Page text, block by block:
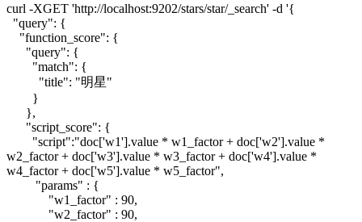
curl -XGET 'http://localhost:9202/stars/star/_search' -d '{
"query": {
"function_score": {
"query": {
"match": {
"title": "明星"
}
},
"script_score": {
"script":"doc['w1'].value * w1_factor + doc['w2'].value *
w2_factor + doc['w3'].value * w3_factor + doc['w4'].value *
w4_factor + doc['w5'].value * w5_factor",
"params" : {
"w1_factor" : 90,
"w2_factor" : 90,